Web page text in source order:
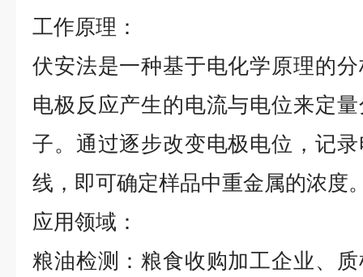
工作原理：
伏安法是一种基于电化学原理的
电极反应产生的电流与电位来定
子。通过逐步改变电极电位，记
线，即可确定样品中重金属的浓度
应用领域：
粮油检测：粮食收购加工企业、